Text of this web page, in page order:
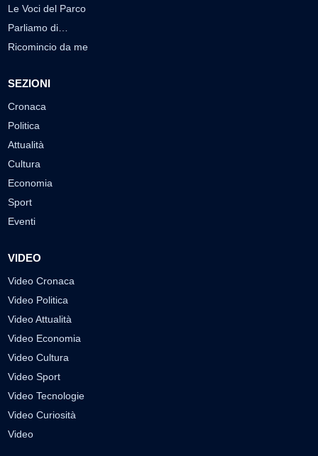
Le Voci del Parco
Parliamo di…
Ricomincio da me
SEZIONI
Cronaca
Politica
Attualità
Cultura
Economia
Sport
Eventi
VIDEO
Video Cronaca
Video Politica
Video Attualità
Video Economia
Video Cultura
Video Sport
Video Tecnologie
Video Curiosità
Video